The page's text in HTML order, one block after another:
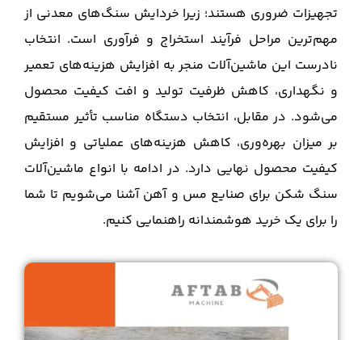
تجهیزات ضروری هستند؛ زیرا خردایش سنگ‌های معدنی از
مهم‌ترین مراحل فرآیند استخراج و فرآوری است. انتخاب
نادرست این ماشین‌آلات منجر به افزایش هزینه‌های تعمیر
و نگهداری، کاهش ظرفیت تولید و افت کیفیت محصول
می‌شود. در مقابل، انتخاب دستگاه مناسب تأثیر مستقیم
بر میزان بهره‌وری، کاهش هزینه‌های عملیاتی و افزایش
کیفیت محصول نهایی دارد. در ادامه با انواع ماشین‌آلات
سنگ‌ شکن برای صنایع مس و آهن آشنا می‌شویم تا شما
را برای یک خرید هوشمندانه راهنمایی کنیم.